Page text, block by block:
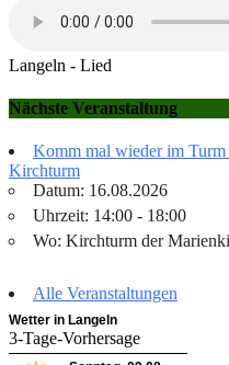
Langeln - Lied
Nächste Veranstaltung
Komm mal wieder im
Kirchturm
Datum: 16.08.2026
Uhrzeit: 14:00 - 18:00
Wo: Kirchturm der
Alle Veranstaltungen
Wetter in Langeln
3-Tage-Vorhersage